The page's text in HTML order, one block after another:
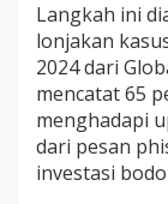
Langkah ini
lonjakan
2024 dari
mencatat 65
menghadapi
dari pesan
investasi